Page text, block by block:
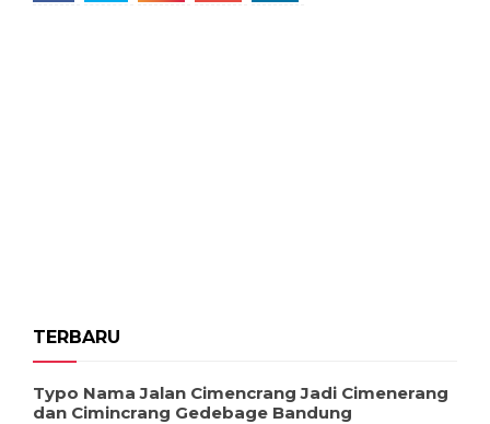
TERBARU
Typo Nama Jalan Cimencrang Jadi Cimenerang
dan Cimincrang Gedebage Bandung